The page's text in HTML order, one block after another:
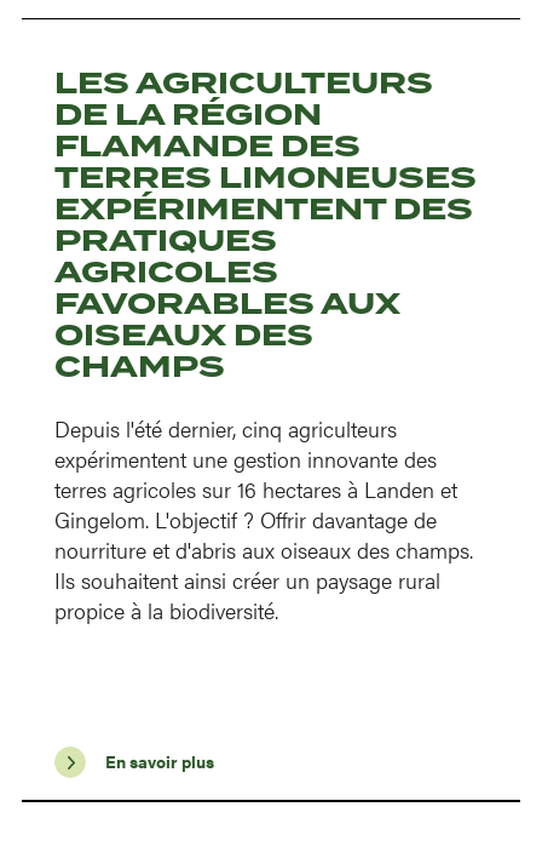
LES AGRICULTEURS
DE LA RÉGION
FLAMANDE DES
TERRES LIMONEUSES
EXPÉRIMENTENT DES
PRATIQUES
AGRICOLES
FAVORABLES AUX
OISEAUX DES
CHAMPS
Depuis l'été dernier, cinq agriculteurs
expérimentent une gestion innovante des
terres agricoles sur 16 hectares à Landen et
Gingelom. L'objectif ? Offrir davantage de
nourriture et d'abris aux oiseaux des champs.
Ils souhaitent ainsi créer un paysage rural
propice à la biodiversité.
En savoir plus